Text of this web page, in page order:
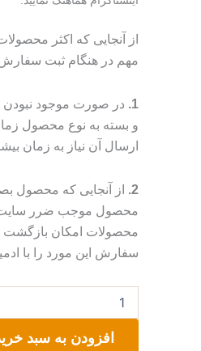
از آنجایی که اکثر
مهم در هنگام ثبت
1. در صورت موجود
و بسته به نوع محصول
ارسال آن نیاز به زمان
2.
از آنجایی که محصول
محصول موجب ضرر سایت
محصولات امکان بازگشت
سفارش این مورد را با
چوبی
افزودن به سبد